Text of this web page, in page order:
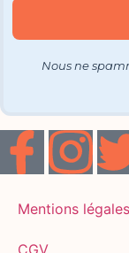
Nous ne
Mentions légales